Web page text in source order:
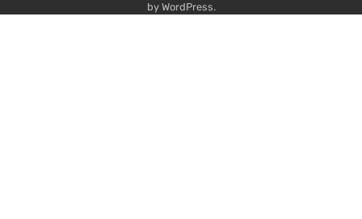
by WordPress.